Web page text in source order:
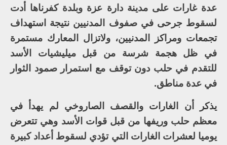
عدة غارات على مدينة دارة عزة وبلدة كفرناها أدت
لسقوط جرحى في صفوف المدنيين نتيجة استهداف
تجمعات ومراكز المدنيين، ولاتزال المعارك مستمرة
في ظل هجمة شرسة من قبل ميليشيات الأسد
للتقدم في حلب دون توقف مع استمرار صمود الثوار
في عدة مناطق.
يذكر أن الغارات والقصف الصاروخي لم يهدأ في
معظم حلب وريفها من قبل قوات الأسد وهي تتعرض
يوميا لعشرات الغارات التي تؤدي لسقوط أعداد كبيرة